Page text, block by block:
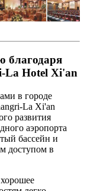
благодаря
La Hotel Xi'an
в городе
La Xi'an
развития
аэропорта
бассейн и
доступом в